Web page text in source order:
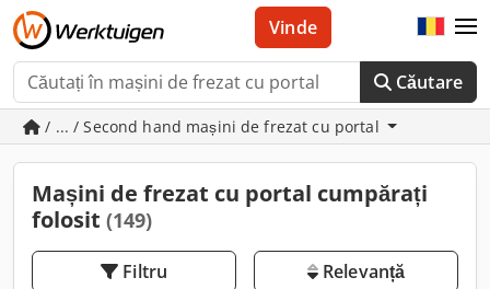
Căutare
Vinde
/ ... / Second hand mașini de frezat cu portal
Mașini de frezat cu portal cumpărați
folosit (149)
Filtru Relevanță